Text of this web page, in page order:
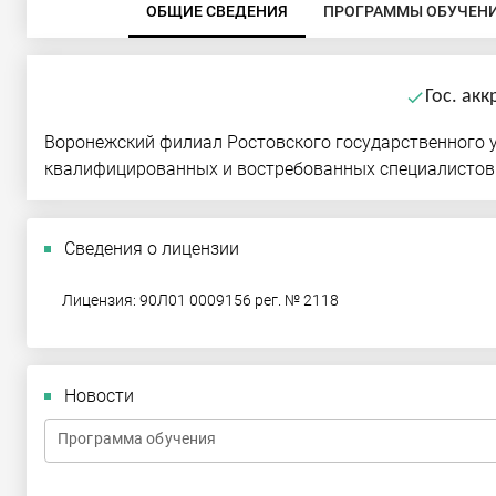
ОБЩИЕ СВЕДЕНИЯ ПРОГРАММЫ
doneГос.
Воронежский филиал Ростовского государственного
квалифицированных и востребованных
Сведения о лицензии
Лицензия: 90Л01 0009156 рег. № 2118
Новости
Программа обучения